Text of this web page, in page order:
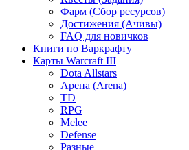
Фарм (Сбор ресурсов)
Достижения (Ачивы)
FAQ для новичков
Книги по Варкрафту
Карты Warcraft III
Dota Allstars
Арена (Arena)
TD
RPG
Melee
Defense
Разные